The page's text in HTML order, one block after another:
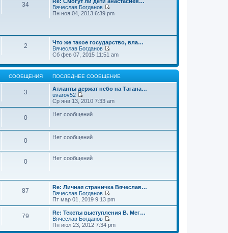
е
н
и
о
о
б
н
и
ю
с
л
е
м
у
с
о
б
щ
е
н
и
ю
и
п
д
е
м
у
с
о
о
щ
е
34
Вячеслав Богданов
П
й
т
к
о
с
л
д
е
м
е
Пн ноя 04, 2013 6:39 pm
2
Что же такое государство, вла…
Вячеслав Богданов
П
р
е
й
т
и
п
о
д
м
б
щ
н
и
ю
Сб фев 07, 2015 11:51 am
СООБЩЕНИЯ ПОСЛЕДНЕЕ СООБЩЕНИЕ
3
Атланты держат небо на Тагана…
uvarov52
П
е
р
е
т
и
с
д
н
е
м
о
о
б
Ср янв 13, 2010 7:33 am
0 Нет сообщений
0 Нет сообщений
0 Нет сообщений
87
Re: Личная страничка Вячеслав…
Вячеслав Богданов
П
е
р
е
й
т
Пт мар 01, 2019 9:13 pm
79
Re: Тексты выступления В. Мег…
Вячеслав Богданов
П
е
Пн июл 23, 2012 7:34 pm